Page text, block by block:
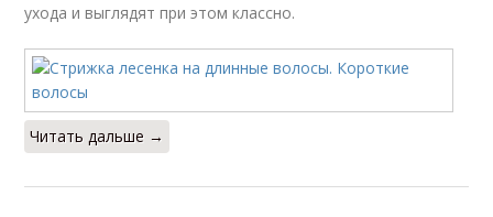
ухода и выглядят при этом классно.
Читать дальше →